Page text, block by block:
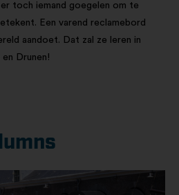
toch iemand goegelen om te
Een varend reclamebord
aandoet. Dat zal ze leren in
Drunen!